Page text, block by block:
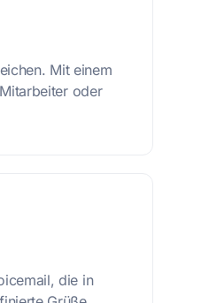
Mit einem
oder
die in